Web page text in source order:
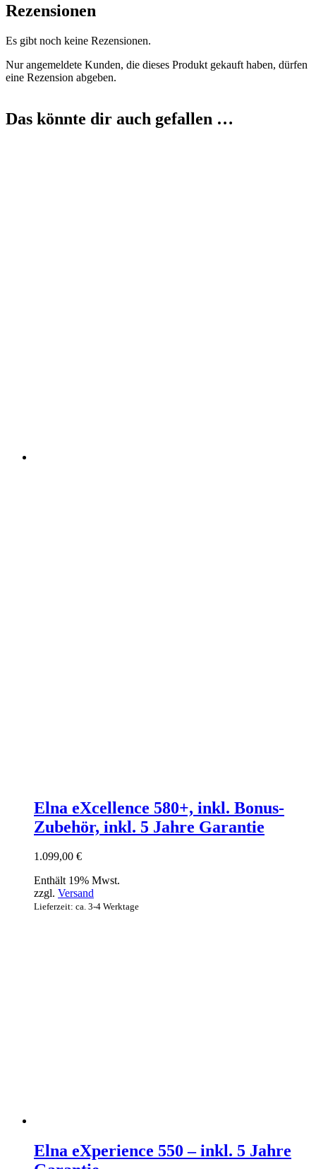
Rezensionen
Es gibt noch keine Rezensionen.
Nur angemeldete Kunden, die dieses Produkt gekauft haben, dürfen
eine Rezension abgeben.
Das könnte dir auch gefallen …
Elna eXcellence 580+, inkl. Bonus-
Zubehör, inkl. 5 Jahre Garantie
1.099,00 €
Enthält 19% Mwst.
zzgl. Versand
Lieferzeit: ca. 3-4 Werktage
Elna eXperience 550 – inkl. 5 Jahre